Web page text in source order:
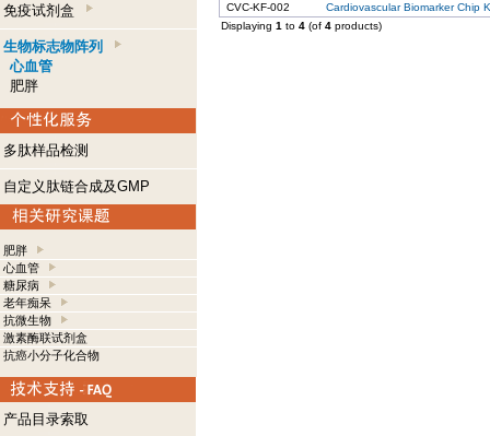
免疫试剂盒
生物标志物阵列
心血管
肥胖
多肽样品检测
自定义肽链合成及GMP
肥胖
心血管
糖尿病
老年痴呆
抗微生物
激素酶联试剂盒
抗癌小分子化合物
产品目录索取
CVC-KF-002
Cardiovascular Biomarker Chip
Displaying 1 to 4 (of 4 products)